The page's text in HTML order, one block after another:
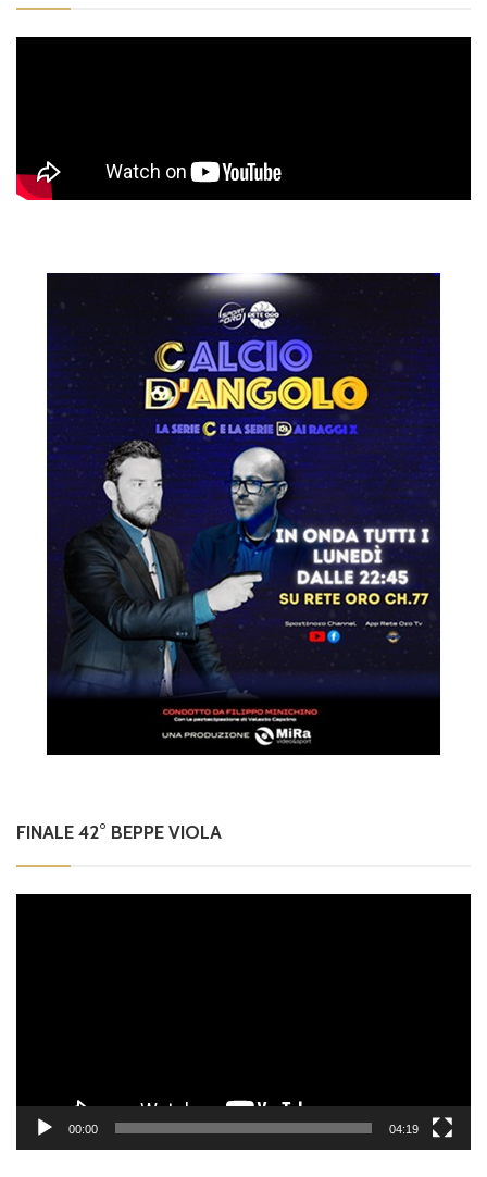
CALCIO D’ANGOLO DEL 11 MAGGIO 2026
FINALE 42° BEPPE VIOLA